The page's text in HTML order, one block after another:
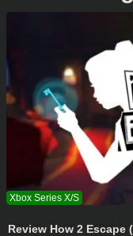
Review How 2 Escape